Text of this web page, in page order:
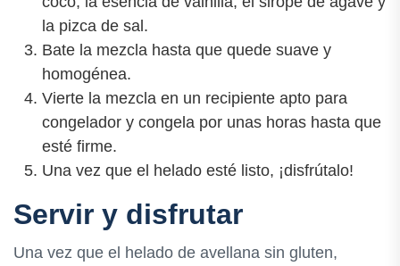
la pizca de sal.
Bate la mezcla hasta que quede suave y
homogénea.
Vierte la mezcla en un recipiente apto para
congelador y congela por unas horas hasta que
esté firme.
Una vez que el helado esté listo, ¡disfrútalo!
Servir y disfrutar
Una vez que el helado de avellana sin gluten,